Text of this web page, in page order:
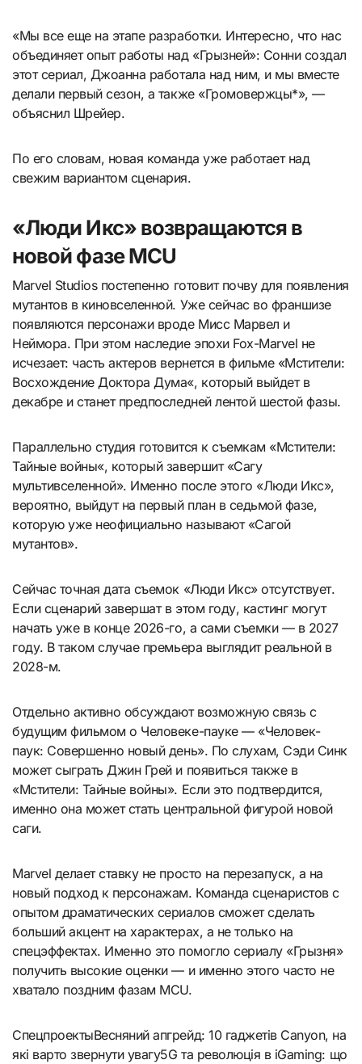
«Мы все еще на этапе разработки. Интересно, что нас
объединяет опыт работы над «Грызней»: Сонни создал
этот сериал, Джоанна работала над ним, и мы вместе
делали первый сезон, а также «Громовержцы*», —
объяснил Шрейер.
По его словам, новая команда уже работает над
свежим вариантом сценария.
«Люди Икс» возвращаются в
новой фазе MCU
Marvel Studios постепенно готовит почву для появления
мутантов в киновселенной. Уже сейчас во франшизе
появляются персонажи вроде Мисс Марвел и
Неймора. При этом наследие эпохи Fox-Marvel не
исчезает: часть актеров вернется в фильме «Мстители:
Восхождение Доктора Дума«, который выйдет в
декабре и станет предпоследней лентой шестой фазы.
Параллельно студия готовится к съемкам «Мстители:
Тайные войны«, который завершит «Сагу
мультивселенной». Именно после этого «Люди Икс»,
вероятно, выйдут на первый план в седьмой фазе,
которую уже неофициально называют «Сагой
мутантов».
Сейчас точная дата съемок «Люди Икс» отсутствует.
Если сценарий завершат в этом году, кастинг могут
начать уже в конце 2026-го, а сами съемки — в 2027
году. В таком случае премьера выглядит реальной в
2028-м.
Отдельно активно обсуждают возможную связь с
будущим фильмом о Человеке-пауке — «Человек-
паук: Совершенно новый день». По слухам, Сэди Синк
может сыграть Джин Грей и появиться также в
«Мстители: Тайные войны». Если это подтвердится,
именно она может стать центральной фигурой новой
саги.
Marvel делает ставку не просто на перезапуск, а на
новый подход к персонажам. Команда сценаристов с
опытом драматических сериалов сможет сделать
больший акцент на характерах, а не только на
спецэффектах. Именно это помогло сериалу «Грызня»
получить высокие оценки — и именно этого часто не
хватало поздним фазам MCU.
СпецпроектыВесняний апгрейд: 10 гаджетів Canyon, на
які варто звернути увагу5G та революція в iGaming: що